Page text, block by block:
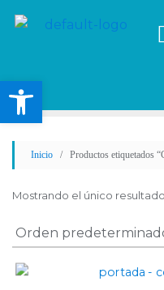
Inicio / Productos etiquetados
Mostrando el único resultado
Abrir barra